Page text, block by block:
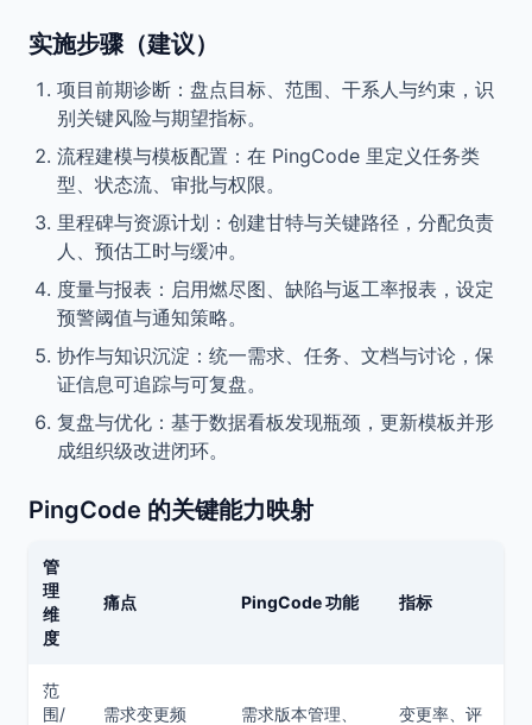
实施步骤（建议）
项目前期诊断：盘点目标、范围、干系人与约束，识
别关键风险与期望指标。
流程建模与模板配置：在 PingCode 里定义任务类
型、状态流、审批与权限。
里程碑与资源计划：创建甘特与关键路径，分配负责
人、预估工时与缓冲。
度量与报表：启用燃尽图、缺陷与返工率报表，设定
预警阈值与通知策略。
协作与知识沉淀：统一需求、任务、文档与讨论，保
证信息可追踪与可复盘。
复盘与优化：基于数据看板发现瓶颈，更新模板并形
成组织级改进闭环。
PingCode 的关键能力映射
管
理
维
度
痛点 PingCode 功能 指标
范
围/
需求变更频
需求版本管理、
变更率、评